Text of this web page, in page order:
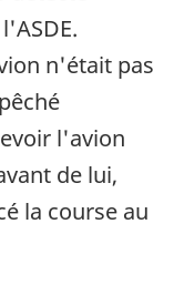
n'était pas
l'avion
de lui,
la course au